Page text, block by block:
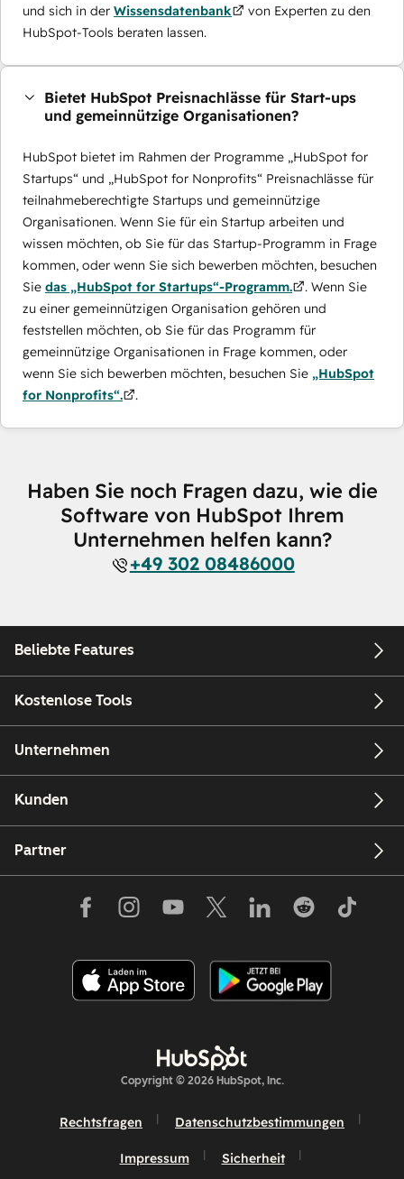
und sich in der Wissensdatenbank
von Experten zu den
HubSpot-Tools beraten lassen.
Bietet HubSpot Preisnachlässe für Start-ups
und gemeinnützige Organisationen?
HubSpot bietet im Rahmen der Programme „HubSpot for
Startups“ und „HubSpot for Nonprofits“ Preisnachlässe für
teilnahmeberechtigte Startups und gemeinnützige
Organisationen. Wenn Sie für ein Startup arbeiten und
wissen möchten, ob Sie für das Startup-Programm in Frage
kommen, oder wenn Sie sich bewerben möchten, besuchen
Sie das „HubSpot for Startups“-Programm.
. Wenn Sie
zu einer gemeinnützigen Organisation gehören und
feststellen möchten, ob Sie für das Programm für
gemeinnützige Organisationen in Frage kommen, oder
wenn Sie sich bewerben möchten, besuchen Sie „HubSpot
for Nonprofits“.
.
Haben Sie noch Fragen dazu, wie die
Software von HubSpot Ihrem
Unternehmen helfen kann?
+49 302 08486000
Beliebte Features
Kostenlose Tools
Unternehmen
Kunden
Partner
Copyright © 2026 HubSpot, Inc.
Rechtsfragen Datenschutzbestimmungen
Impressum Sicherheit